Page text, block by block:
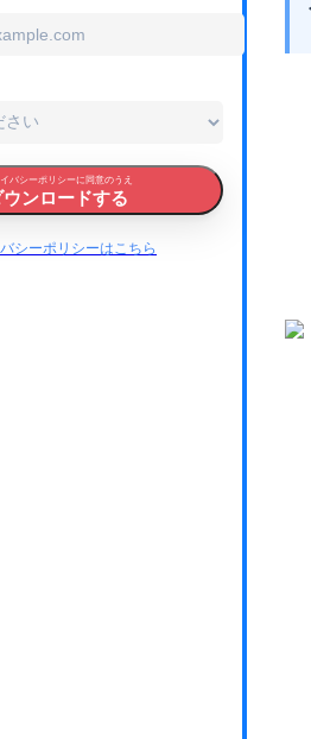
バシーポリシーに同意のうえ
ウンロードする
シーポリシーはこちら